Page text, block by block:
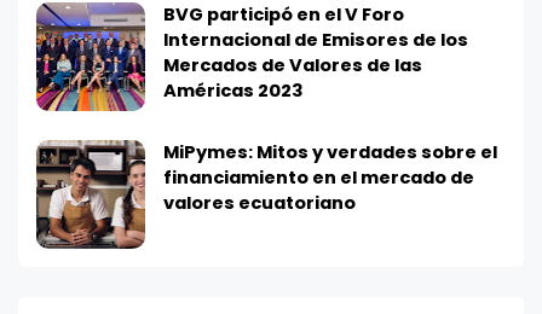
BVG participó en el V Foro
Internacional de Emisores de los
Mercados de Valores de las
Américas 2023
MiPymes: Mitos y verdades sobre el
financiamiento en el mercado de
valores ecuatoriano